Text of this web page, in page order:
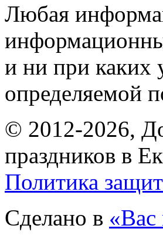
Любая
и ни при каких
определяемой
© 2012-2026,
праздников в
Политика
Сделано в «Вас